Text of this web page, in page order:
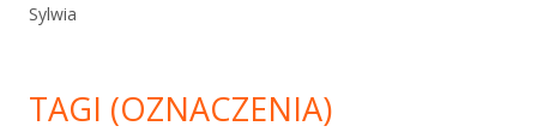
Sylwia
TAGI (OZNACZENIA)